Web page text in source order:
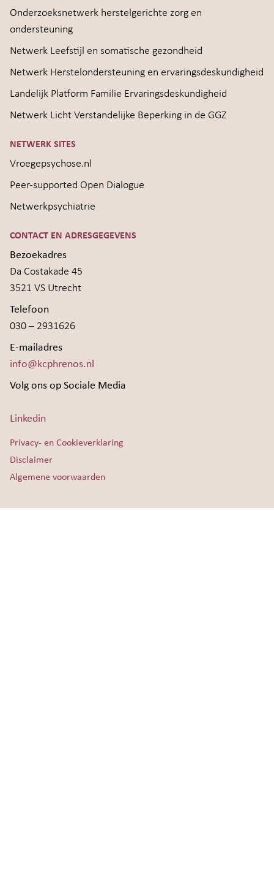
Onderzoeksnetwerk herstelgerichte zorg en
ondersteuning
Netwerk Leefstijl en somatische gezondheid
Netwerk Herstelondersteuning en ervaringsdeskundigheid
Landelijk Platform Familie Ervaringsdeskundigheid
Netwerk Licht Verstandelijke Beperking in de GGZ
NETWERK SITES
Vroegepsychose.nl
Peer-supported Open Dialogue
Netwerkpsychiatrie
CONTACT EN ADRESGEGEVENS
Bezoekadres
Da Costakade 45
3521 VS Utrecht
Telefoon
030 – 2931626
E-mailadres
info@kcphrenos.nl
Volg ons op Sociale Media
Linkedin
Privacy- en Cookieverklaring
Disclaimer
Algemene voorwaarden